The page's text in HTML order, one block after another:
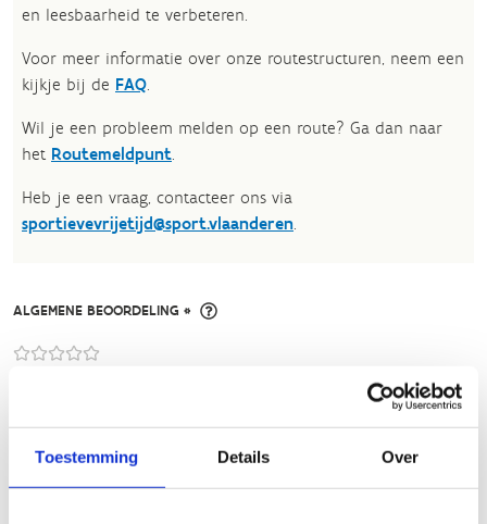
Toestemming Details Over
en leesbaarheid te verbeteren.​
Voor meer informatie over onze routestructuren, neem een
kijkje bij de FAQ.
Wil je een probleem melden op een route? Ga dan naar
het Routemeldpunt.
Heb je een vraag, contacteer ons via
sportievevrijetijd@sport.vlaanderen.​
ALGEMENE BEOORDELING *